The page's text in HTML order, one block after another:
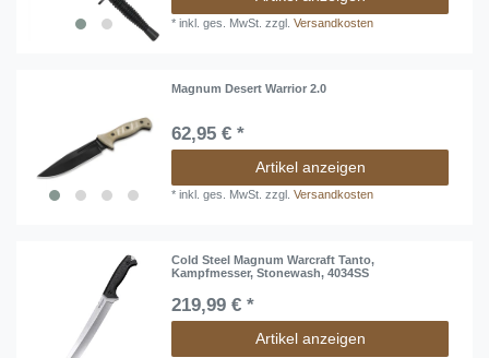
*inkl. ges. MwSt. zzgl.Versandkosten
Magnum Desert Warrior 2.0
62,95 € *
Artikel anzeigen
*inkl. ges. MwSt. zzgl.Versandkosten
Cold Steel Magnum Warcraft Tanto,
Kampfmesser, Stonewash, 4034SS
219,99 € *
Artikel anzeigen